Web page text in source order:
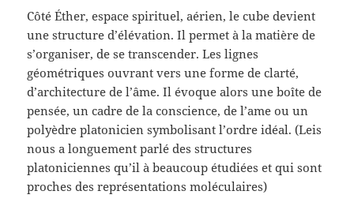
Côté Éther, espace spirituel, aérien, le cube devient
une structure d’élévation. Il permet à la matière de
s’organiser, de se transcender. Les lignes
géométriques ouvrant vers une forme de clarté,
d’architecture de l’âme. Il évoque alors une boîte de
pensée, un cadre de la conscience, de l’ame ou un
polyèdre platonicien symbolisant l’ordre idéal. (Leis
nous a longuement parlé des structures
platoniciennes qu’il à beaucoup étudiées et qui sont
proches des représentations moléculaires)